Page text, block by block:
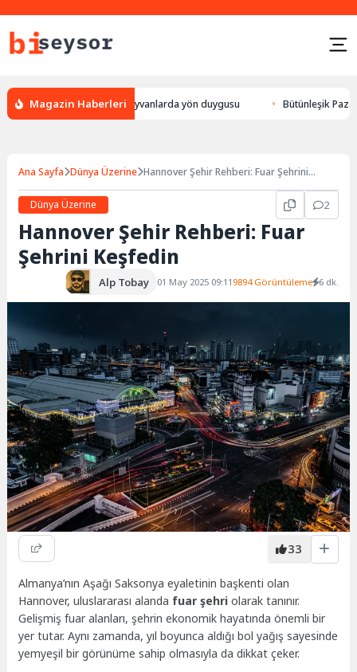
Magazin Haberleri
leylek yön bulması, hayvanlarda yön duygusu Bütünleşik
Ana Sayfa Dünya Üzerine Hannover Şehir Rehberi: Fuar Şehrini
Dünya Üzerine
2
Hannover Şehir Rehberi: Fuar
Şehrini Keşfedin
Alp Tobay 01 May 2025 09:11 9894 Görüntüleme 6 dk.
33
Almanya’nın Aşağı Saksonya eyaletinin başkenti olan
Hannover, uluslararası alanda fuar şehri olarak tanınır.
Gelişmiş fuar alanları, şehrin ekonomik hayatında önemli bir
yer tutar. Aynı zamanda, yıl boyunca aldığı bol yağış sayesinde
yemyeşil bir görünüme sahip olmasıyla da dikkat çeker.